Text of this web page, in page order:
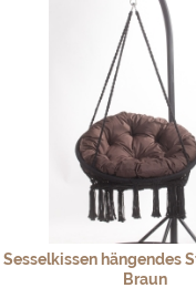
Sesselkissen hängendes
Braun